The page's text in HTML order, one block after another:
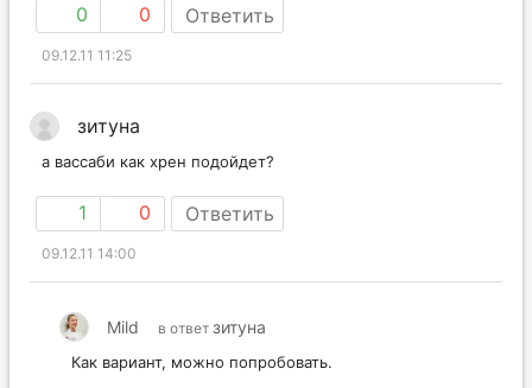
0 0 Ответить
09.12.11 11:25
зитуна
а вассаби как хрен подойдет?
1 0 Ответить
09.12.11 14:00
Mild в ответ зитуна
Как вариант, можно попробовать.